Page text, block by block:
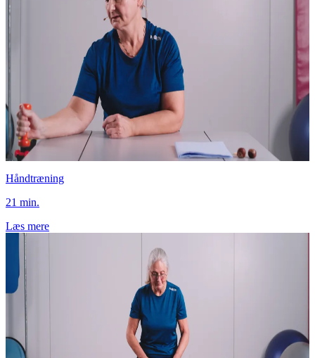
Håndtræning
21 min.
Læs mere